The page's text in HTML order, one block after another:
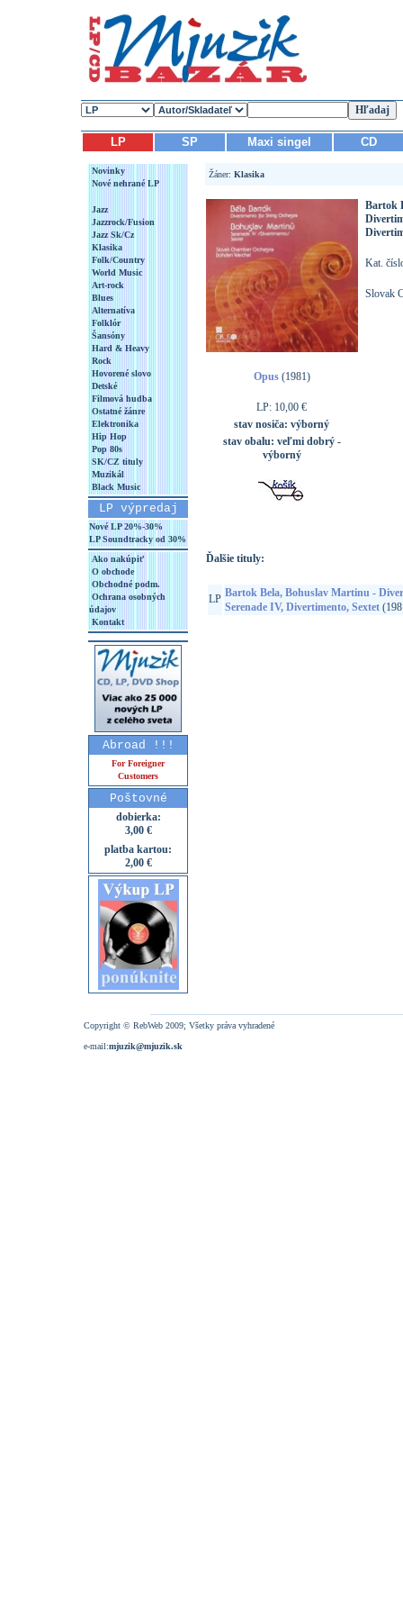
LP SP Maxi singel CD
Novinky
Nové nehrané LP
Jazz
Jazzrock/Fusion
Jazz Sk/Cz
Klasika
Folk/Country
World Music
Art-rock
Blues
Alternatíva
Folklór
Šansóny
Hard & Heavy
Rock
Hovorené slovo
Detské
Filmová hudba
Ostatné žánre
Elektronika
Hip Hop
Pop 80s
SK/CZ tituly
Muzikál
Black Music
LP výpredaj
Nové LP 20%-30%
LP Soundtracky od 30%
Ako nakúpiť
O obchode
Obchodné podm.
Ochrana osobných
údajov
Kontakt
Abroad !!!
For Foreigner
Customers
Poštovné
dobierka:
3,00 €
platba kartou:
2,00 €
Žáner: Klasika
Opus(1981)
LP: 10,00 €
stav nosiča: výborný
stav obalu: veľmi dobrý -
výborný
Bartok
Kat.
Slovak
Ďalšie tituly:
LP Bartok Bela, Bohuslav Martinu -
Serenade IV, Divertimento, Sextet
Copyright © RebWeb 2009; Všetky práva vyhradené
e-mail:mjuzik@mjuzik.sk